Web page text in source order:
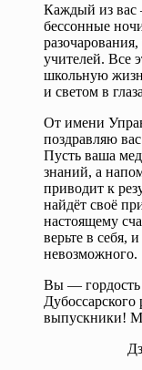
Каждый из вас
бессонные
учителей. Все
школьную
и светом в
От имени
поздравляю
Пусть ваша
знаний, а
приводит к
найдёт своё
настоящему
верьте в себя,
невозможного.
Вы — гордость
выпускники!